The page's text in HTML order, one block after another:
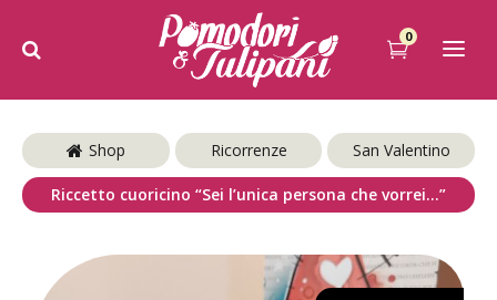
0
Shop Ricorrenze San Valentino
Riccetto cuoricino “Sei l’unica persona che vorrei…”